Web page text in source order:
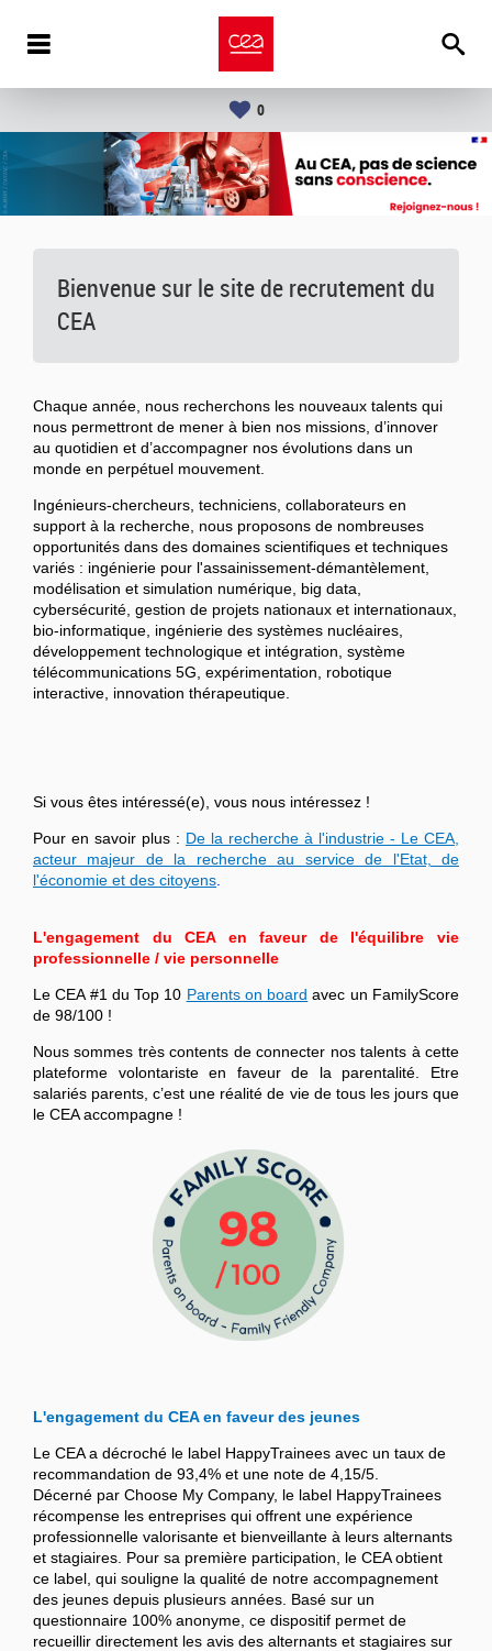
0
Bienvenue sur le site de recrutement du
CEA
Chaque année, nous recherchons les nouveaux talents qui
nous permettront de mener à bien nos missions, d’innover
au quotidien et d’accompagner nos évolutions dans un
monde en perpétuel mouvement.
Ingénieurs-chercheurs, techniciens, collaborateurs en
support à la recherche, nous proposons de nombreuses
opportunités dans des domaines scientifiques et techniques
variés : ingénierie pour l'assainissement-démantèlement,
modélisation et simulation numérique, big data,
cybersécurité, gestion de projets nationaux et internationaux,
bio-informatique, ingénierie des systèmes nucléaires,
développement technologique et intégration, système
télécommunications 5G, expérimentation, robotique
interactive, innovation thérapeutique.
Si vous êtes intéressé(e), vous nous intéressez !
Pour en savoir plus : De la recherche à l'industrie - Le CEA,
acteur majeur de la recherche au service de l'Etat, de
l'économie et des citoyens
L'engagement du CEA en faveur de l'équilibre vie
professionnelle / vie personnelle
Le CEA #1 du Top 10 Parents on board avec un FamilyScore
de 98/100 !
Nous sommes très contents de connecter nos talents à cette
plateforme volontariste en faveur de la parentalité. Etre
salariés parents, c’est une réalité de vie de tous les jours que
le CEA accompagne !
L'engagement du CEA en faveur des jeunes
Le CEA a décroché le label HappyTrainees avec un taux de
recommandation de 93,4% et une note de 4,15/5.
Décerné par Choose My Company, le label HappyTrainees
récompense les entreprises qui offrent une expérience
professionnelle valorisante et bienveillante à leurs alternants
et stagiaires. Pour sa première participation, le CEA obtient
ce label, qui souligne la qualité de notre accompagnement
des jeunes depuis plusieurs années. Basé sur un
questionnaire 100% anonyme, ce dispositif permet de
recueillir directement les avis des alternants et stagiaires sur